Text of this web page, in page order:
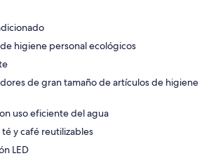
higiene personal ecológicos
de gran tamaño de artículos de higiene
uso eficiente del agua
té y café reutilizables
LED